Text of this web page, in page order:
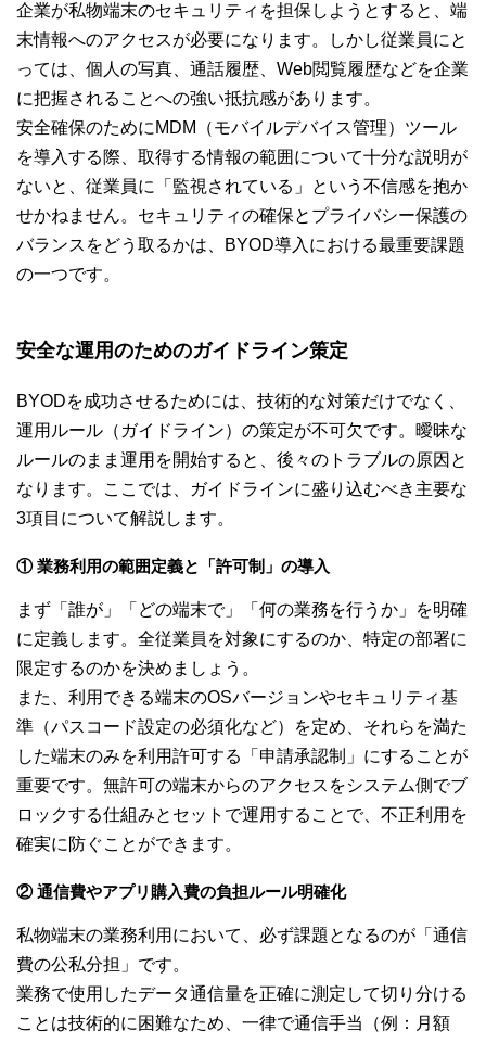
企業が私物端末のセキュリティを担保しようとすると、端
末情報へのアクセスが必要になります。しかし従業員にと
っては、個人の写真、通話履歴、Web閲覧履歴などを企業
に把握されることへの強い抵抗感があります。
安全確保のためにMDM（モバイルデバイス管理）ツール
を導入する際、取得する情報の範囲について十分な説明が
ないと、従業員に「監視されている」という不信感を抱か
せかねません。セキュリティの確保とプライバシー保護の
バランスをどう取るかは、BYOD導入における最重要課題
の一つです。
安全な運用のためのガイドライン策定
BYODを成功させるためには、技術的な対策だけでなく、
運用ルール（ガイドライン）の策定が不可欠です。曖昧な
ルールのまま運用を開始すると、後々のトラブルの原因と
なります。ここでは、ガイドラインに盛り込むべき主要な
3項目について解説します。
① 業務利用の範囲定義と「許可制」の導入
まず「誰が」「どの端末で」「何の業務を行うか」を明確
に定義します。全従業員を対象にするのか、特定の部署に
限定するのかを決めましょう。
また、利用できる端末のOSバージョンやセキュリティ基
準（パスコード設定の必須化など）を定め、それらを満た
した端末のみを利用許可する「申請承認制」にすることが
重要です。無許可の端末からのアクセスをシステム側でブ
ロックする仕組みとセットで運用することで、不正利用を
確実に防ぐことができます。
② 通信費やアプリ購入費の負担ルール明確化
私物端末の業務利用において、必ず課題となるのが「通信
費の公私分担」です。
業務で使用したデータ通信量を正確に測定して切り分ける
ことは技術的に困難なため、一律で通信手当（例：月額